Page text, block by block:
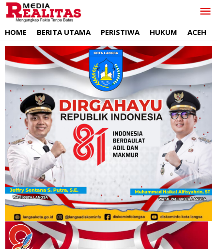
Lewati
ke
HOME BERITA UTAMA PERISTIWA HUKUM ACEH